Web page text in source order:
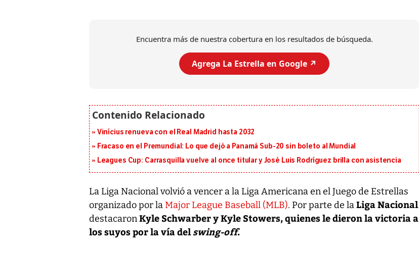
Encuentra más de nuestra cobertura en los resultados de búsqueda.
Agrega La Estrella en Google ↗️
Vinícius renueva con el Real Madrid hasta 2032
Fracaso en el Premundial: Lo que dejó a Panamá Sub-20 sin boleto al Mundial
Leagues Cup: Carrasquilla vuelve al once titular y José Luis Rodríguez brilla con asistencia
La Liga Nacional volvió a vencer a la Liga Americana en el Juego de Estrellas
organizado por laMajor League Baseball (MLB). Por parte de laLiga Nacional
destacaronKyle Schwarber y Kyle Stowers, quienes le dieron la victoria a
los suyos por la vía delswing-off.